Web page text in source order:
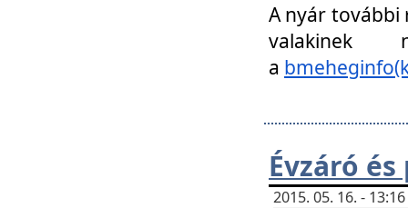
A nyár további
a
Évzáró
2015. 05. 16. -